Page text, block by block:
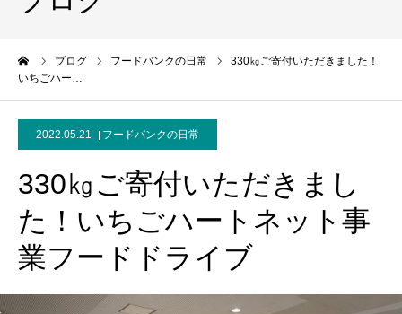
ブログ フードバンクの日常
330㎏ご寄付いただきました！
いちごハー…
2022.05.21 フードバンクの日常
330㎏ご寄付いただきまし
た！いちごハートネット事
業フードドライブ